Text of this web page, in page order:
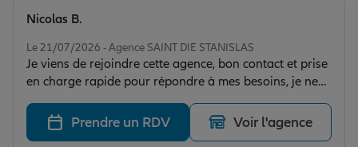
Le 21/07/2026 - Agence SAINT DIE STANISLAS
Je viens de rejoindre cette agence, bon contact et prise
en charge rapide pour répondre à mes besoins, je ne
souhaite pas avoir besoin d'eux pour un sinistre, mais
j'espère que la même efficacité sera présente.
Nicolas B.
Prendre un RDV Voir l'agence